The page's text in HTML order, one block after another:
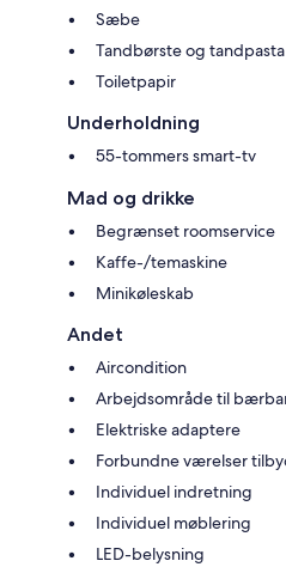
Sæbe
Tandbørste og
Toiletpapir
Underholdning
55-tommers smart-tv
Mad og drikke
Begrænset roomservice
Kaffe-/temaskine
Minikøleskab
Andet
Aircondition
Arbejdsområde til
Elektriske adaptere
Forbundne værelser
Individuel indretning
Individuel møblering
LED-belysning